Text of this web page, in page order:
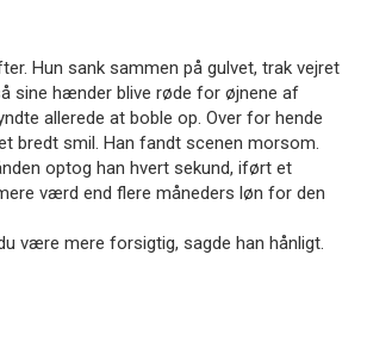
Hun sank sammen på gulvet, trak vejret
sine hænder blive røde for øjnene af
allerede at boble op. Over for hende
bredt smil. Han fandt scenen morsom.
optog han hvert sekund, iført et
værd end flere måneders løn for den
være mere forsigtig, sagde han hånligt.